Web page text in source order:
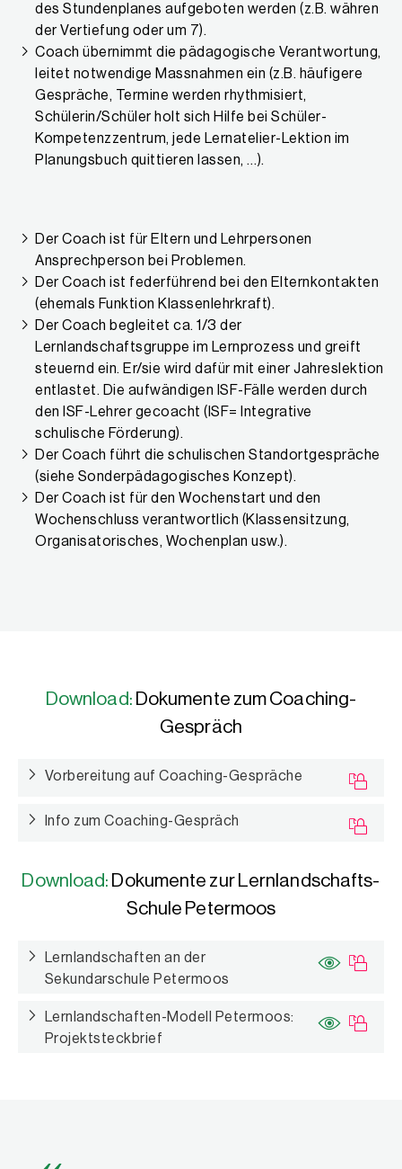
des Stundenplanes aufgeboten werden (z.B. währen
der Vertiefung oder um 7).
Coach übernimmt die pädagogische Verantwortung,
leitet notwendige Massnahmen ein (z.B. häufigere
Gespräche, Termine werden rhythmisiert,
Schülerin/Schüler holt sich Hilfe bei Schüler-
Kompetenzzentrum, jede Lernatelier-Lektion im
Planungsbuch quittieren lassen, …).
Der Coach ist für Eltern und Lehrpersonen
Ansprechperson bei Problemen.
Der Coach ist federführend bei den Elternkontakten
(ehemals Funktion Klassenlehrkraft).
Der Coach begleitet ca. 1/3 der
Lernlandschaftsgruppe im Lernprozess und greift
steuernd ein. Er/sie wird dafür mit einer Jahreslektion
entlastet. Die aufwändigen ISF-Fälle werden durch
den ISF-Lehrer gecoacht (ISF= Integrative
schulische Förderung).
Der Coach führt die schulischen Standortgespräche
(siehe Sonderpädagogisches Konzept).
Der Coach ist für den Wochenstart und den
Wochenschluss verantwortlich (Klassensitzung,
Organisatorisches, Wochenplan usw.).
Download: Dokumente zum Coaching-
Gespräch
Vorbereitung auf Coaching-Gespräche
Info zum Coaching-Gespräch
Download: Dokumente zur Lernlandschafts-
Schule Petermoos
Lernlandschaften an der
Sekundarschule Petermoos
Lernlandschaften-Modell Petermoos:
Projektsteckbrief